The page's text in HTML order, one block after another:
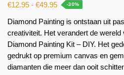
€12.95 - €49.95 -30%
Diamond Painting is ontstaan ​​uit
creativiteit. Het verandert de
Diamond Painting Kit – DIY. Het
gedrukt op premium canvas en
diamanten die meer dan ooit